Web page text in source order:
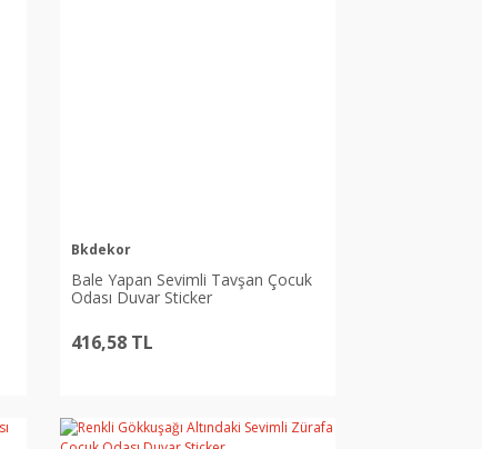
Bkdekor
Bale Yapan Sevimli Tavşan Çocuk
Odası Duvar Sticker
416,58 TL